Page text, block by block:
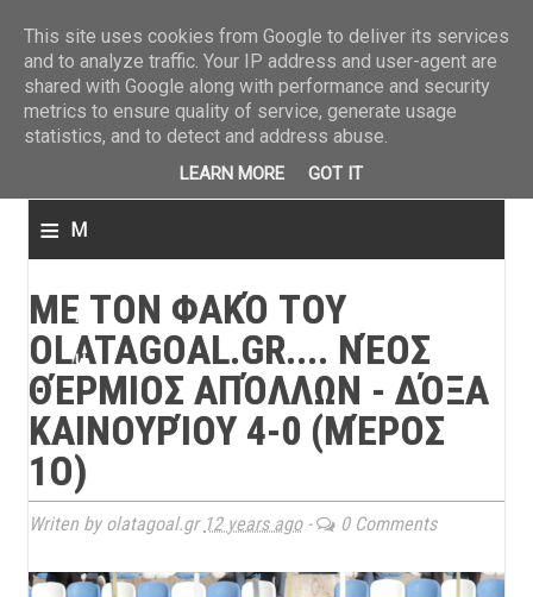
≡ M
n
u
ΜΕ ΤΟΝ ΦΑΚΌ ΤΟΥ
OLATAGOAL.GR.... ΝΈΟΣ
ΘΈΡΜΙΟΣ ΑΠΌΛΛΩΝ - ΔΌΞΑ
ΚΑΙΝΟΥΡΊΟΥ 4-0 (ΜΈΡΟΣ
1Ο)
Writen by olatagoal.gr 12 years ago- 0 Comments
This site uses cookies from Google to deliver its services
and to analyze traffic. Your IP address and user-agent are
shared with Google along with performance and security
metrics to ensure quality of service, generate usage
statistics, and to detect and address abuse.
LEARN MORE GOT IT